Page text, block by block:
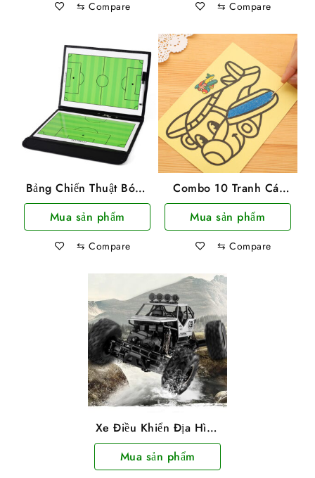
⇆ Compare ⇆ Compare
Bảng Chiến Thuật Bóng
Đá Gấp Gọn
Mua sản phẩm
⇆ Compare
Combo 10 Tranh Cát
Cho Bé Nhiều Hình
Mua sản phẩm
⇆ Compare
Xe Điều Khiển Địa Hình
Loại Lớn Leo Núi Cực
Mạnh 32x22x17cm
Mua sản phẩm